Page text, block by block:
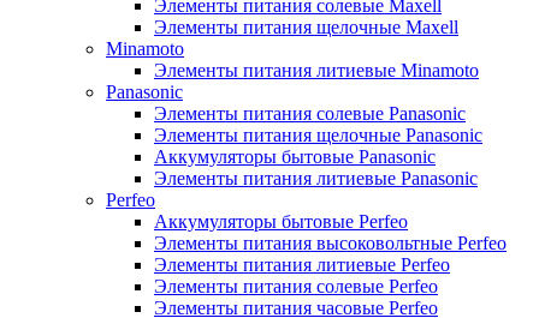
Элементы питания солевые Maxell
Элементы питания щелочные Maxell
Minamoto
Элементы питания литиевые Minamoto
Panasonic
Элементы питания солевые Panasonic
Элементы питания щелочные Panasonic
Аккумуляторы бытовые Panasonic
Элементы питания литиевые Panasonic
Perfeo
Аккумуляторы бытовые Perfeo
Элементы питания высоковольтные Perfeo
Элементы питания литиевые Perfeo
Элементы питания солевые Perfeo
Элементы питания часовые Perfeo